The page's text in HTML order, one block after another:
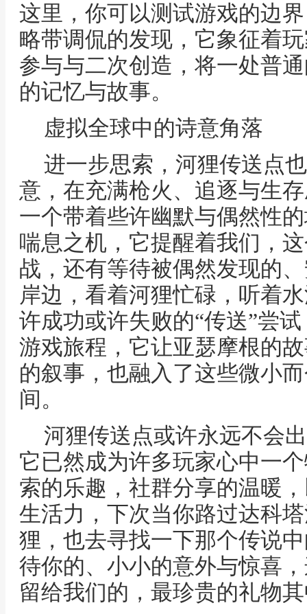
这里，你可以测试游戏的边
略带调侃的发现，它象征着
参与与二次创造，将一处普
的记忆与故事。
虚拟全球中的诗意角落
进一步思索，河狸传送点
意，在充满枪火、追逐与生
一个带着些许幽默与偶然性
喘息之机，它提醒着我们，
战，还有等待被偶然发现的
岸边，看着河狸忙碌，听着
许成功或许失败的“传送”尝
游戏旅程，它让亚瑟摩根的
的叙事，也融入了这些微小
间。
河狸传送点或许永远不会
它已然成为许多玩家心中一
索的乐趣，社群分享的温暖
生活力，下次当你路过达科
狸，也去寻找一下那个传说
待你的、小小的意外与惊喜
留给我们的，最珍贵的礼物